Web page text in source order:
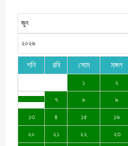
শনি রবি সোম মঙ্গল
১ ২
৭ ৮ ৯
১৩ ৪ ১৫ ১৬
২০ ২১ ২২ ২৩